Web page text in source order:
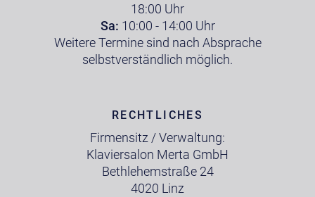
18:00 Uhr
Sa: 10:00 - 14:00 Uhr
Weitere Termine sind nach Absprache
selbstverständlich möglich.
RECHTLICHES
Firmensitz / Verwaltung:
Klaviersalon Merta GmbH
Bethlehemstraße 24
4020 Linz